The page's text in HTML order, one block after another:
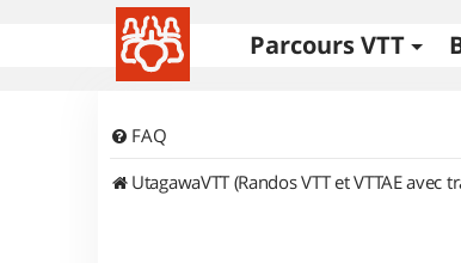
Parcours VTT
FAQ
UtagawaVTT (Randos VTT et VTTAE avec